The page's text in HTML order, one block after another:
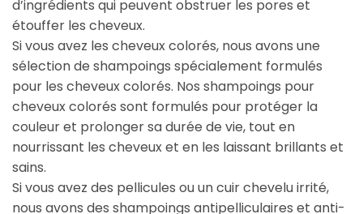
d’ingrédients qui peuvent obstruer les pores et
étouffer les cheveux.
Si vous avez les cheveux colorés, nous avons une
sélection de shampoings spécialement formulés
pour les cheveux colorés. Nos shampoings pour
cheveux colorés sont formulés pour protéger la
couleur et prolonger sa durée de vie, tout en
nourrissant les cheveux et en les laissant brillants et
sains.
Si vous avez des pellicules ou un cuir chevelu irrité,
nous avons des shampoings antipelliculaires et anti-